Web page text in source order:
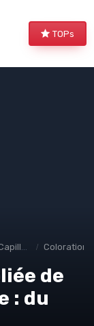
TOPs
de
: du